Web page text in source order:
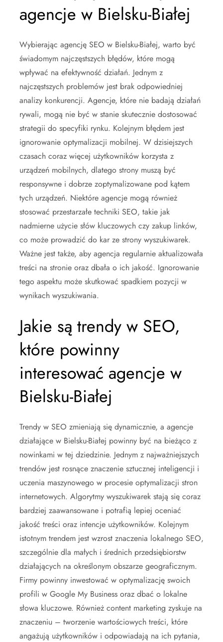
agencje w Bielsku-Białej
Wybierając agencję SEO w Bielsku-Białej, warto być
świadomym najczęstszych błędów, które mogą
wpływać na efektywność działań. Jednym z
najczęstszych problemów jest brak odpowiedniej
analizy konkurencji. Agencje, które nie badają działań
rywali, mogą nie być w stanie skutecznie dostosować
strategii do specyfiki rynku. Kolejnym błędem jest
ignorowanie optymalizacji mobilnej. W dzisiejszych
czasach coraz więcej użytkowników korzysta z
urządzeń mobilnych, dlatego strony muszą być
responsywne i dobrze zoptymalizowane pod kątem
tych urządzeń. Niektóre agencje mogą również
stosować przestarzałe techniki SEO, takie jak
nadmierne użycie słów kluczowych czy zakup linków,
co może prowadzić do kar ze strony wyszukiwarek.
Ważne jest także, aby agencja regularnie aktualizowała
treści na stronie oraz dbała o ich jakość. Ignorowanie
tego aspektu może skutkować spadkiem pozycji w
wynikach wyszukiwania.
Jakie są trendy w SEO,
które powinny
interesować agencje w
Bielsku-Białej
Trendy w SEO zmieniają się dynamicznie, a agencje
działające w Bielsku-Białej powinny być na bieżąco z
nowinkami w tej dziedzinie. Jednym z najważniejszych
trendów jest rosnące znaczenie sztucznej inteligencji i
uczenia maszynowego w procesie optymalizacji stron
internetowych. Algorytmy wyszukiwarek stają się coraz
bardziej zaawansowane i potrafią lepiej oceniać
jakość treści oraz intencje użytkowników. Kolejnym
istotnym trendem jest wzrost znaczenia lokalnego SEO,
szczególnie dla małych i średnich przedsiębiorstw
działających na określonym obszarze geograficznym.
Firmy powinny inwestować w optymalizację swoich
profili w Google My Business oraz dbać o lokalne
słowa kluczowe. Również content marketing zyskuje na
znaczeniu – tworzenie wartościowych treści, które
angażują użytkowników i odpowiadają na ich pytania,